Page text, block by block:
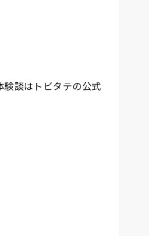
談はトビタテの公式